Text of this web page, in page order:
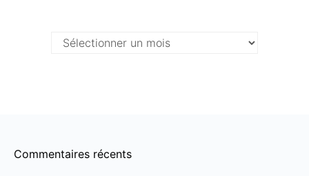
Archives
Commentaires récents